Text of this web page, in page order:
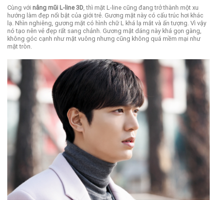
Cùng với nâng mũi L-line 3D , thì mặt L-line cũng đang trở thành một xu
hướng làm đẹp nổi bật của giới trẻ. Gương mặt này có cấu trúc hơi khác
lạ. Nhìn nghiêng, gương mặt có hình chữ L khá lạ mắt và ấn tượng. Vì vậy
nó tạo nên vẻ đẹp rất sang chảnh. Gương mặt dáng này khá gọn gàng,
không góc cạnh như mặt vuông nhưng cũng không quá mềm mại như
mặt tròn.